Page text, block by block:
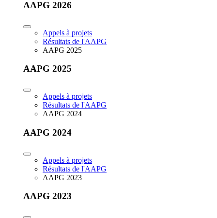
AAPG 2026
Appels à projets
Résultats de l'AAPG
AAPG 2025
AAPG 2025
Appels à projets
Résultats de l'AAPG
AAPG 2024
AAPG 2024
Appels à projets
Résultats de l'AAPG
AAPG 2023
AAPG 2023